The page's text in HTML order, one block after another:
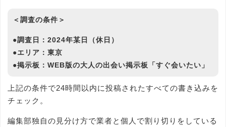
＜調査の条件＞
●調査日：2024年某日（休日）
●エリア：東京
●掲示板：WEB版の大人の出会い掲示板「すぐ会いたい」
上記の条件で24時間以内に投稿されたすべての書き込みを
チェック。
編集部独自の見分け方で業者と個人で割り切りをしている